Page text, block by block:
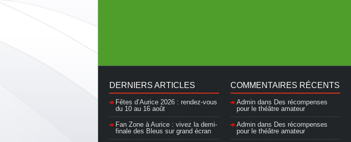
DERNIERS ARTICLES
Fêtes d’Aurice 2026 : rendez-vous
du 10 au 16 août
Fan Zone à Aurice : vivez la demi-
finale des Bleus sur grand écran
COMMENTAIRES RÉCENTS
Admin dans Des récompenses
pour le théâtre amateur
Admin dans Des récompenses
pour le théâtre amateur